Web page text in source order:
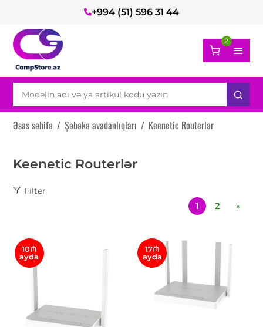
+994 (51) 596 31 44
2
Əsas səhifə / Şəbəkə avadanlıqları / Keenetic Routerlər
Keenetic Routerlər
Filter
1 2 »
10₼
ayda
17₼
ayda